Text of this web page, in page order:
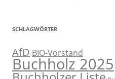
SCHLAGWÖRTER
AfD BIO-Vorstand
Buchholz